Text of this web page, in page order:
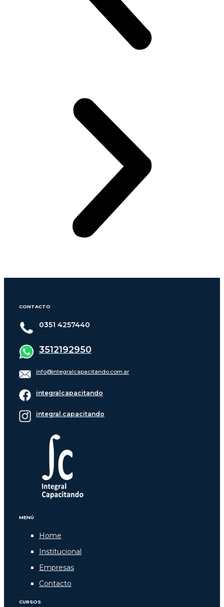
CONTACTO
0351 4257440
3512192950
info@integralcapacitando.com.ar
integralcapacitando
integral.capacitando
MENÚ
Home
Institucional
Empresas
Contacto
CURSOS